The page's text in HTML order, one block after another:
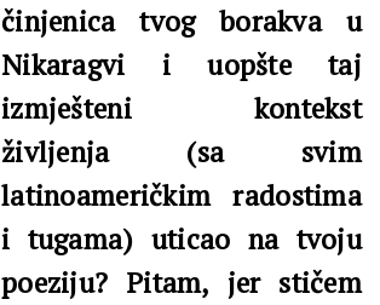
činjenica tvog borakva u
Nikaragvi i uopšte taj
izmješteni kontekst
življenja (sa svim
latinoameričkim radostima
i tugama) uticao na tvoju
poeziju? Pitam, jer stičem